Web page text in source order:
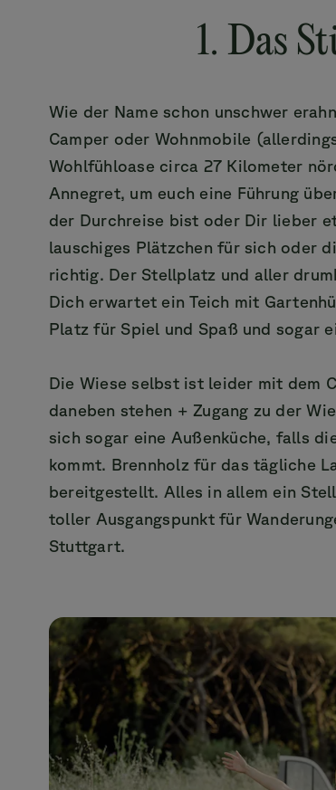
1. Das
Wie der Name schon unschwer
Camper oder Wohnmobile
Wohlfühloase circa 27 Kilometer
Annegret, um euch eine Führung
der Durchreise bist oder Dir lieber
lauschiges Plätzchen für sich oder
richtig. Der Stellplatz und aller
Dich erwartet ein Teich mit
Platz für Spiel und Spaß und sogar
Die Wiese selbst ist leider mit dem
daneben stehen + Zugang zu der
sich sogar eine Außenküche, falls
kommt. Brennholz für das tägliche
bereitgestellt. Alles in allem ein
toller Ausgangspunkt für
Stuttgart.